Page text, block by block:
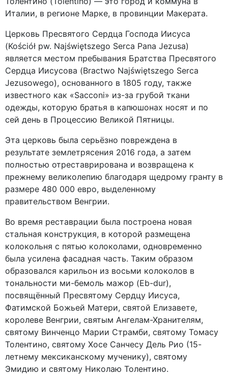
Италии, в регионе Марке, в провинции Макерата.
Церковь Пресвятого Сердца Господа Иисуса
(Kościół pw. Najświętszego Serca Pana Jezusa)
является местом пребывания Братства Пресвятого
Сердца Иисусова (Bractwo Najświętszego Serca
Jezusowego), основанного в 1805 году, также
известного как «Sacconi» из-за грубой ткани
одежды, которую братья в капюшонах носят и по
сей день в Процессию Великой Пятницы.
Эта церковь была серьёзно повреждена в
результате землетрясения 2016 года, а затем
полностью отреставрирована и возвращена к
прежнему великолепию благодаря щедрому гранту в
размере 480 000 евро, выделенному
правительством Венгрии.
Во время реставрации была построена новая
стальная конструкция, в которой размещена
колокольня с пятью колоколами, одновременно
была усилена фасадная часть. Таким образом
образовался карильон из восьми колоколов в
тональности ми-бемоль мажор (Eb-dur),
посвящённый Пресвятому Сердцу Иисуса,
Фатимской Божьей Матери, святой Елизавете,
королеве Венгрии, святым Ангелам-Хранителям,
святому Винченцо Марии Страмби, святому Томасу
Толентино, святому Хосе Санчесу Дель Рио (15-
летнему мексиканскому мученику), святому
Эмидию и святому Николаю Толентино.